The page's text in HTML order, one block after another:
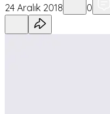
24 Aralık 2018
0